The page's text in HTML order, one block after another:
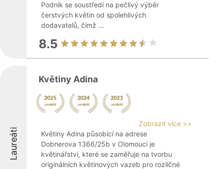
Podnik se soustředí na pečlivý výběr
čerstvých květin od spolehlivých
dodavatelů, čímž ...
8.5
Laureáti
Květiny Adina
Zobrazit více >>
Květiny Adina působící na adrese
Dobnerova 1366/25b v Olomouci je
květinářství, které se zaměřuje na tvorbu
originálních květinových vazeb pro rozličné